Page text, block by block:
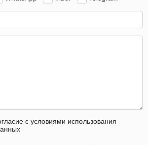
с условиями использования